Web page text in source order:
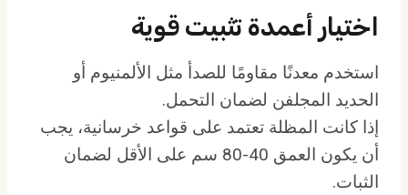
اختيار أعمدة تثبيت قوية
استخدم معدنًا مقاومًا للصدأ مثل الألمنيوم أو
الحديد المجلفن لضمان التحمل.
إذا كانت المظلة تعتمد على قواعد خرسانية، يجب
أن يكون العمق 40-80 سم على الأقل لضمان
الثبات.